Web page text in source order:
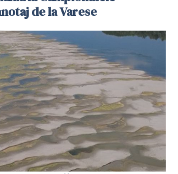
de la Varese